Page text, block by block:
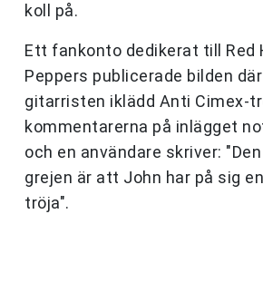
koll på.
Ett fankonto dedikerat till Red
Peppers publicerade bilden
gitarristen iklädd Anti Cimex-
kommentarerna på inlägget
och en användare skriver:
grejen är att John har på sig
tröja".